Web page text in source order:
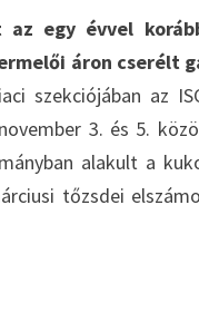
az egy évvel
áron cserélt
szekciójában az
3. és 5.
alakult a
tőzsdei